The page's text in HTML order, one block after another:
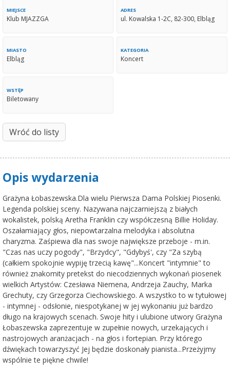
MIEJSCE
Klub MJAZZGA
ADRES
ul. Kowalska 1-2C, 82-300, Elbląg
MIASTO
Elbląg
KATEGORIA
Koncert
WSTĘP
Biletowany
Wróć do listy
Opis wydarzenia
Grażyna Łobaszewska.Dla wielu Pierwsza Dama Polskiej Piosenki.
Legenda polskiej sceny. Nazywana najczarniejszą z białych
wokalistek, polską Aretha Franklin czy współczesną Billie Holiday.
Oszałamiający głos, niepowtarzalna melodyka i absolutna
charyzma. Zaśpiewa dla nas swoje największe przeboje - m.in.
"Czas nas uczy pogody", "Brzydcy", "Gdybyś', czy "Za szybą
(całkiem spokojnie wypiję trzecią kawę"...Koncert "intymnie" to
również znakomity pretekst do niecodziennych wykonań piosenek
wielkich Artystów: Czesława Niemena, Andrzeja Zauchy, Marka
Grechuty, czy Grzegorza Ciechowskiego. A wszystko to w tytułowej
- intymnej - odsłonie, niespotykanej w jej wykonaniu już bardzo
długo na krajowych scenach. Swoje hity i ulubione utwory Grażyna
Łobaszewska zaprezentuje w zupełnie nowych, urzekających i
nastrojowych aranżacjach - na głos i fortepian. Przy którego
dźwiękach towarzyszyć Jej będzie doskonały pianista...Przeżyjmy
wspólnie te piękne chwile!